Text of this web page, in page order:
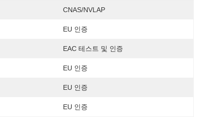
CNAS/NVLAP
EU 인증
EAC 테스트 및 인증
EU 인증
EU 인증
EU 인증